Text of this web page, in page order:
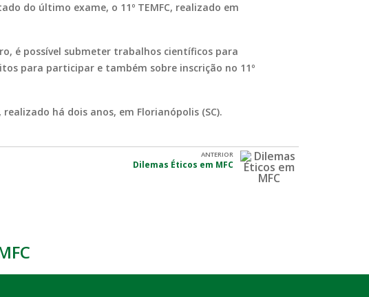
do último exame, o 11º TEMFC, realizado em
é possível submeter trabalhos científicos para
para participar e também sobre inscrição no 11º
realizado há dois anos, em Florianópolis (SC).
ANTERIOR
Dilemas Éticos em MFC